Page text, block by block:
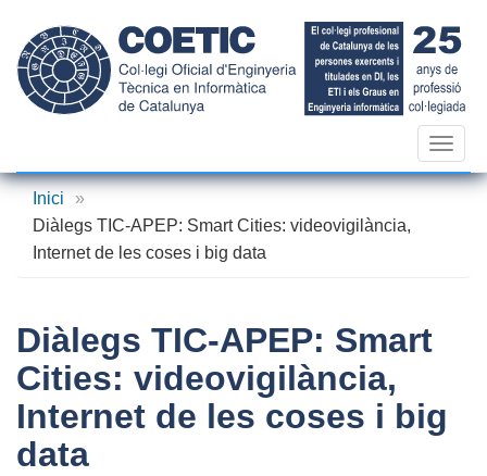
contingut
Inici
»
Diàlegs TIC-APEP: Smart Cities: videovigilància,
Internet de les coses i big data
Diàlegs TIC-APEP: Smart
Cities: videovigilància,
Internet de les coses i big
data